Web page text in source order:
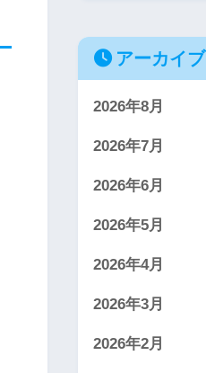
アーカイブ
2026年8月
2026年7月
2026年6月
2026年5月
2026年4月
2026年3月
2026年2月